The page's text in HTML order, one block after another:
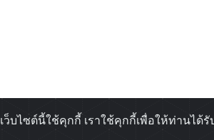
เว็บไซต์นี้ใช้คุกกี้ เราใช้คุกกี้เพื่อให้ท่านไ